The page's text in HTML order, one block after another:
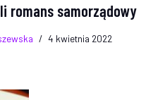
romans samorządowy
4 kwietnia 2022